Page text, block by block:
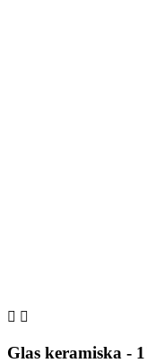
 
Glas keramiska -